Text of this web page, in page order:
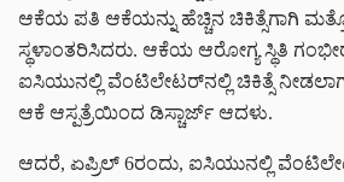
ಆಕೆಯ ಪತಿ ಆಕೆಯನ್ನು ಹೆಚ್ಚಿನ ಚಿಕಿತ್ಸೆಗಾಗಿ
ಸ್ಥಳಾಂತರಿಸಿದರು. ಆಕೆಯ ಆರೋಗ್ಯ ಸ್ಥಿತಿ
ಐಸಿಯುನಲ್ಲಿ ವೆಂಟಿಲೇಟರ್‌ನಲ್ಲಿ ಚಿಕಿತ್ಸೆ
ಆಕೆ ಆಸ್ಪತ್ರೆಯಿಂದ ಡಿಸ್ಚಾರ್ಜ್ ಆದಳು.
ಆದರೆ, ಏಪ್ರಿಲ್ 6ರಂದು, ಐಸಿಯುನಲ್ಲಿ